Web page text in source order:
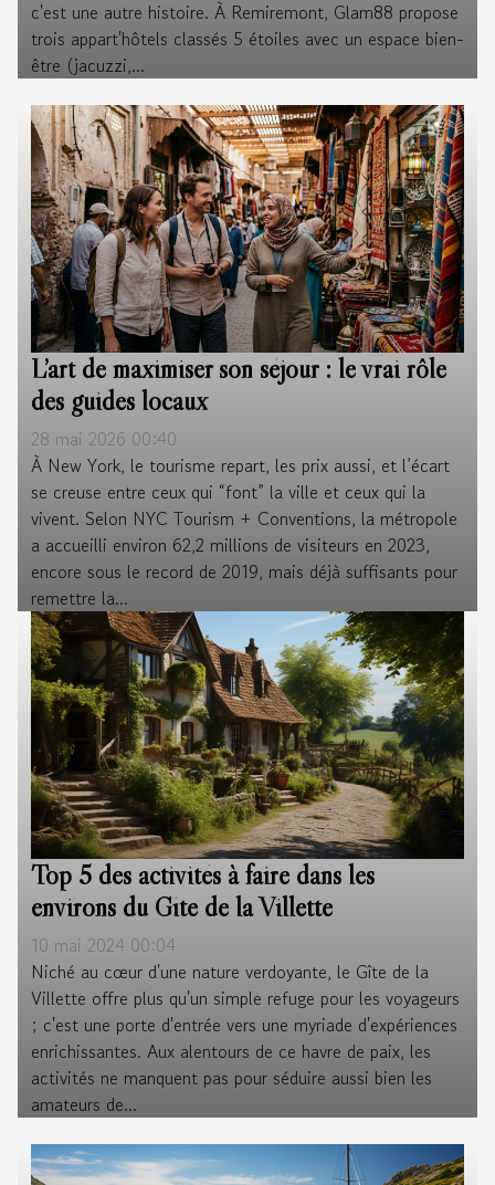
c'est une autre histoire. À Remiremont, Glam88 propose
trois appart'hôtels classés 5 étoiles avec un espace bien-
être (jacuzzi,...
L’art de maximiser son séjour : le vrai rôle
des guides locaux
28 mai 2026 00:40
À New York, le tourisme repart, les prix aussi, et l’écart
se creuse entre ceux qui “font” la ville et ceux qui la
vivent. Selon NYC Tourism + Conventions, la métropole
a accueilli environ 62,2 millions de visiteurs en 2023,
encore sous le record de 2019, mais déjà suffisants pour
remettre la...
Top 5 des activités à faire dans les
environs du Gîte de la Villette
10 mai 2024 00:04
Niché au cœur d'une nature verdoyante, le Gîte de la
Villette offre plus qu'un simple refuge pour les voyageurs
; c'est une porte d'entrée vers une myriade d'expériences
enrichissantes. Aux alentours de ce havre de paix, les
activités ne manquent pas pour séduire aussi bien les
amateurs de...